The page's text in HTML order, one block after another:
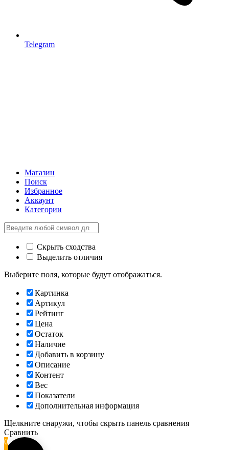
Telegram
Магазин
Поиск
Избранное
Аккаунт
Категории
Скрыть сходства
Выделить отличия
Выберите поля, которые будут отображаться.
Картинка
Артикул
Рейтинг
Цена
Остаток
Наличие
Добавить в корзину
Описание
Контент
Вес
Показатели
Дополнительная информация
Щелкните снаружи, чтобы скрыть панель сравнения
Сравнить
0